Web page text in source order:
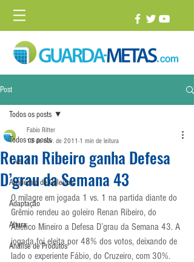
Post
Todos os posts
1 vs. 1
Academia de Goleiros
Adaptação
Altura
Análise de Produtos
Todos os posts
Renan Ribeiro ganha Defesa
D’grau da Semana 43
Fabio Ritter
13 de nov. de 2011 1 min de leitura
O milagre em jogada 1 vs. 1 na partida diante do
Grêmio rendeu ao goleiro Renan Ribeiro, do
Atlético Mineiro a Defesa D’grau da Semana 43. A
jogada foi eleita por 48% dos votos, deixando de
lado o experiente Fábio, do Cruzeiro, com 30%.